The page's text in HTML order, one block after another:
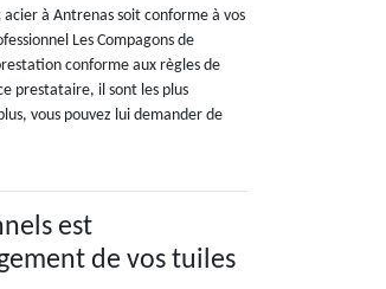
à Antrenas soit conforme à vos
Les Compagons de
conforme aux règles de
prestataire, il sont les plus
vous pouvez lui demander de
est
de vos tuiles